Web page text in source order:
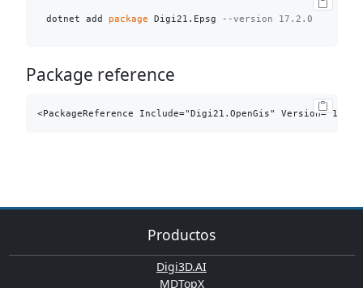
dotnet add package Digi21.Epsg --version 17.2.0
Package reference
Productos
Digi3D.AI
MDTopX